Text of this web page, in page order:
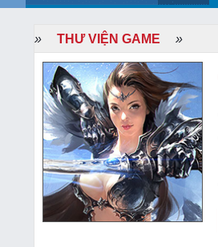
» THƯ VIỆN GAME
»